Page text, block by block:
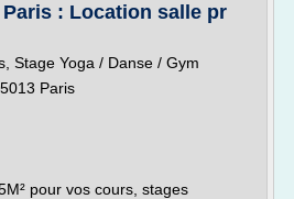
: Location salle pr
Stage Yoga / Danse / Gym
Paris
pour vos cours, stages